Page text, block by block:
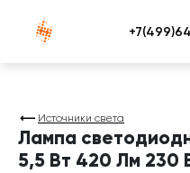
Атлантснаб
Источники света
Лампа
5,5 Вт 420 Лм 230